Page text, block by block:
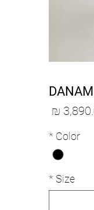
Color
*
Size
*